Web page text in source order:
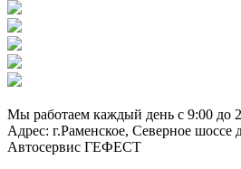
Мы работаем каждый день с 9:00 до
Адрес: г.Раменское, Северное шоссе
Автосервис ГЕФЕСТ